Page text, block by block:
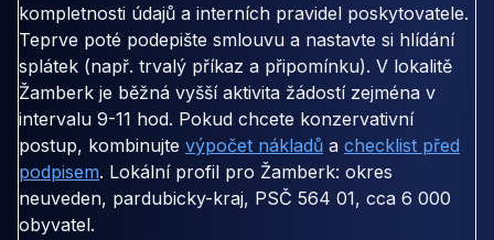
kompletnosti údajů a interních pravidel poskytovatele.
Teprve poté podepište smlouvu a nastavte si hlídání
splátek (např. trvalý příkaz a připomínku). V lokalitě
Žamberk je běžná vyšší aktivita žádostí zejména v
intervalu 9-11 hod. Pokud chcete konzervativní
postup, kombinujte výpočet nákladů a checklist před
podpisem. Lokální profil pro Žamberk: okres
neuveden, pardubicky-kraj, PSČ 564 01, cca 6 000
obyvatel.